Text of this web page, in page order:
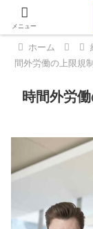
ホーム
間外労働の上限規
時間外労
メニュー